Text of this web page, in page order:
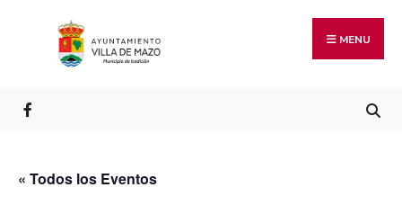
MENU
« Todos los Eventos